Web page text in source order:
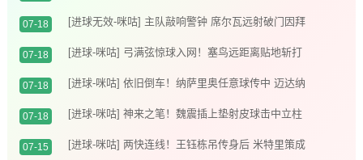
推射入网
07-18
[进球无效-咪咕] 主队敲响警钟 席尔瓦远射破门因拜
合拉木越位在先进球无效
07-18
[进球-咪咕] 弓满弦惊球入网！塞鸟远距离贴地斩打
破僵局
07-18
[进球-咪咕] 依旧倒车！纳萨里奥任意球传中 迈达纳
头槌破荒
07-18
[进球-咪咕] 神来之笔！魏震插上垫射皮球击中立柱
弹入网窝
07-15
[进球-咪咕] 两快连线！王钰栋吊传身后 米特里策成